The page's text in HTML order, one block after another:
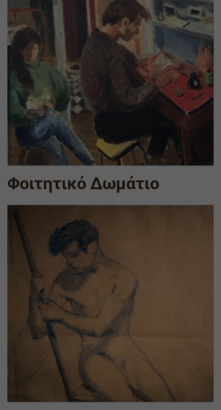
Φοιτητικό Δωμάτιο